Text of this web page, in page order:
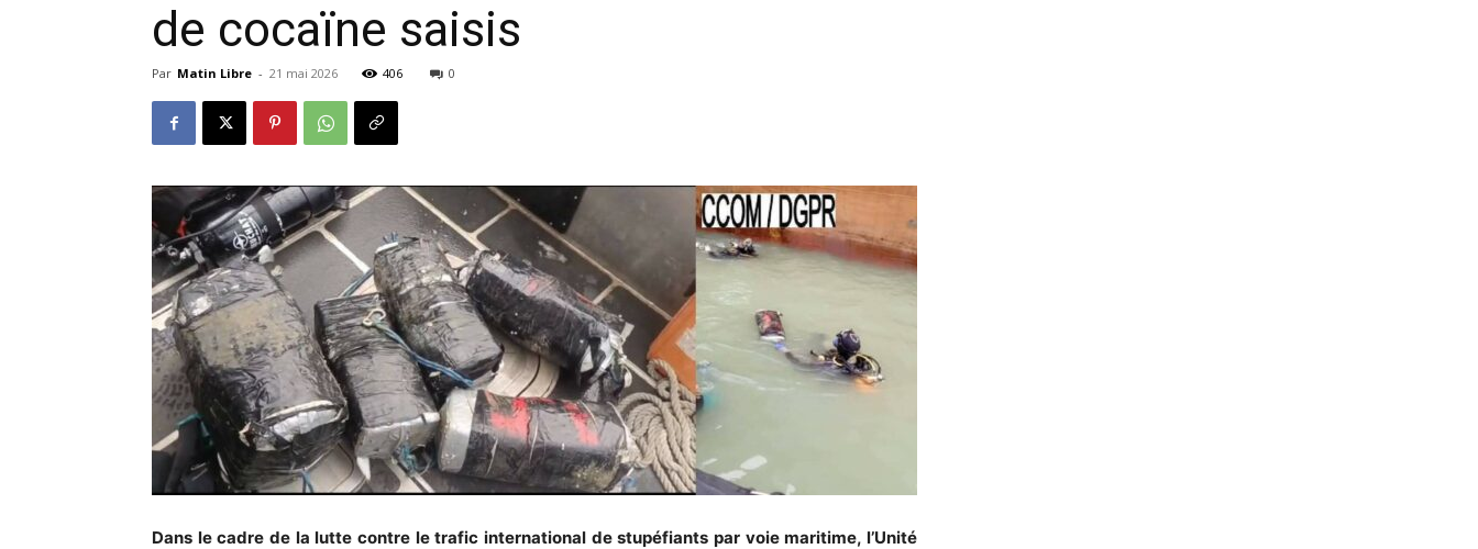
de cocaïne saisis
Par Matin Libre - 21 mai 2026 406 0
Dans le cadre de la lutte contre le trafic international de stupéfiants par voie maritime, l’Unité